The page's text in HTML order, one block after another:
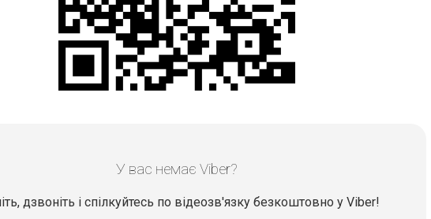
У вас немає Viber?
дзвоніть і спілкуйтесь по відеозв'язку безкоштовно у Viber!